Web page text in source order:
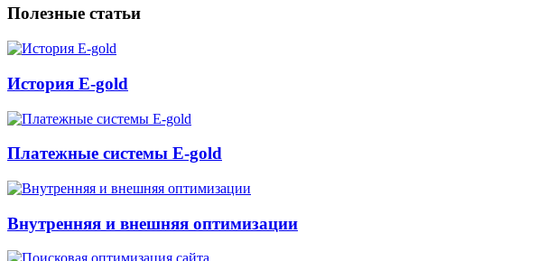
Полезные статьи
История E-gold
Платежные системы E-gold
Внутренняя и внешняя оптимизации